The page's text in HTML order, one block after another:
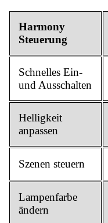
Harmony
Steuerung
Schnelles Ein-
und Ausschalten
Helligkeit
anpassen
Szenen steuern
Lampenfarbe
ändern